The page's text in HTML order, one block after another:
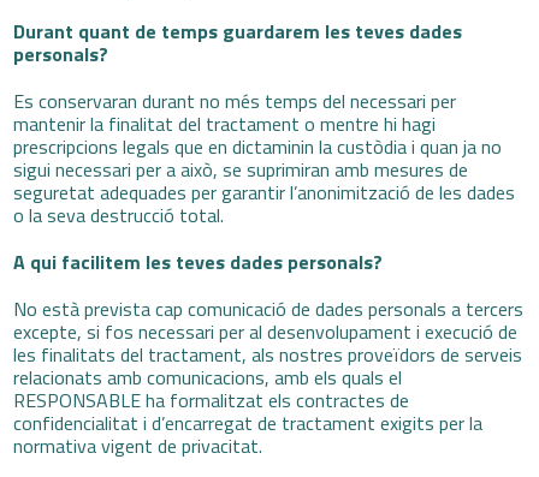
Durant quant de temps guardarem les teves dades
personals?
Es conservaran durant no més temps del necessari per
mantenir la finalitat del tractament o mentre hi hagi
prescripcions legals que en dictaminin la custòdia i quan ja no
sigui necessari per a això, se suprimiran amb mesures de
seguretat adequades per garantir l’anonimització de les dades
o la seva destrucció total.
A qui facilitem les teves dades personals?
No està prevista cap comunicació de dades personals a tercers
excepte, si fos necessari per al desenvolupament i execució de
les finalitats del tractament, als nostres proveïdors de serveis
relacionats amb comunicacions, amb els quals el
RESPONSABLE ha formalitzat els contractes de
confidencialitat i d’encarregat de tractament exigits per la
normativa vigent de privacitat.